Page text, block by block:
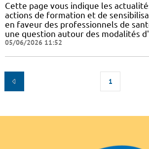
Cette page vous indique les
actions de formation et de
en faveur des professionnels de
une question autour des modalités
05/06/2026 11:52
1